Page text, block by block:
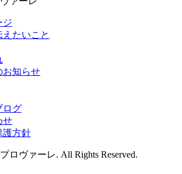
ジ
たいこと
お知らせ
ログ
せ
護方針
ロヴァーレ. All Rights Reserved.